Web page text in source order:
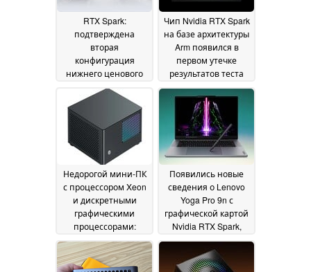
RTX Spark:
подтверждена
вторая
конфигурация
нижнего ценового
сегмента благодаря
последней версии
драйвера
22 July 2026
Чип Nvidia RTX Spark
на базе архитектуры
Arm появился в
первом утечке
результатов теста
Cinebench 202619 July
2026
Недорогой мини-ПК
с процессором Xeon
и дискретными
графическими
процессорами:
слишком хорошо,
чтобы быть
правдой?26 June 2026
Появились новые
сведения о Lenovo
Yoga Pro 9n с
графической картой
Nvidia RTX Spark,
OLED-дисплеем и
тактильным
трекпадом17 June 2026